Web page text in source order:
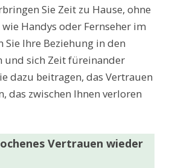
Sie Zeit zu Hause, ohne
Handys oder Fernseher im
Sie Ihre Beziehung in den
sich Zeit füreinander
dazu beitragen, das Vertrauen
das zwischen Ihnen verloren
Vertrauen wieder